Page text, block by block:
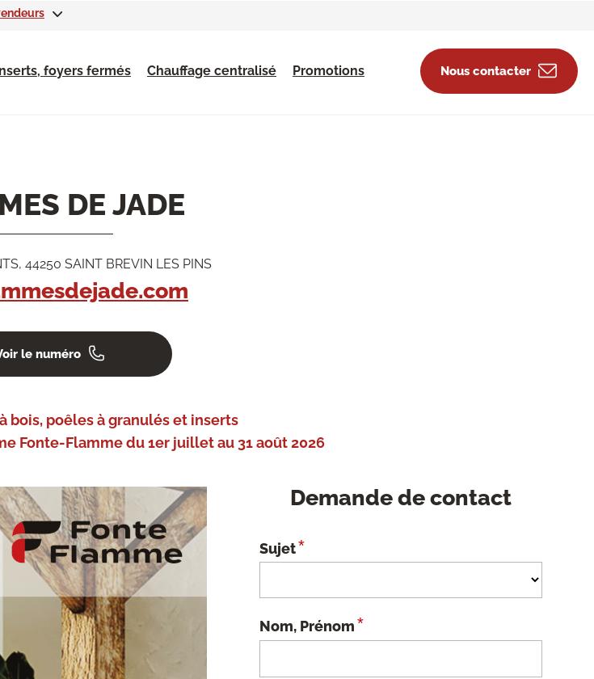
foyers fermés Chauffage centralisé Promotions Nous contacter
DE JADE
44250 SAINT BREVIN LES PINS
le numéro
bois, poêles à granulés et inserts
Fonte-Flamme du 1er juillet au 31 août 2026
Demande de contact
Sujet*
Nom, Prénom*